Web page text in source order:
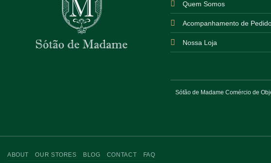
Quem Somos
Acompanhamento de
Nossa Loja
Sótão de Madame Comércio de
ABOUT OUR STORES BLOG CONTACT FAQ